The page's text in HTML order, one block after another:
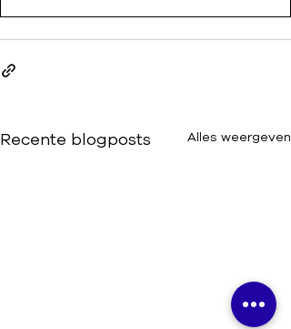
Recente blogposts Alles weergeven